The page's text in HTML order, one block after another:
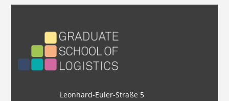
Leonhard-Euler-Straße 5